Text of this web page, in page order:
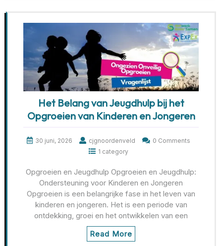
Het Belang van Jeugdhulp bij het
Opgroeien van Kinderen en Jongeren
30 juni, 2026 cjgnoordenveld
0 Comments
1 category
Opgroeien en Jeugdhulp Opgroeien en Jeugdhulp:
Ondersteuning voor Kinderen en Jongeren
Opgroeien is een belangrijke fase in het leven van
kinderen en jongeren. Het is een periode van
ontdekking, groei en het ontwikkelen van een
Read More